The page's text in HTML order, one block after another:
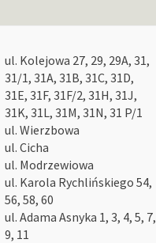
ul. Kolejowa 27, 29, 29A, 31,
31/1, 31A, 31B, 31C, 31D,
31E, 31F, 31F/2, 31H, 31J,
31K, 31L, 31M, 31N, 31 P/1
ul. Wierzbowa
ul. Cicha
ul. Modrzewiowa
ul. Karola Rychlińskiego 54,
56, 58, 60
ul. Adama Asnyka 1, 3, 4, 5, 7,
9, 11